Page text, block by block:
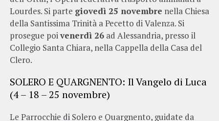
Lourdes. Si parte giovedì 25 novembre nella Chiesa
della Santissima Trinità a Pecetto di Valenza. Si
prosegue poivenerdì 26 ad Alessandria, presso il
Collegio Santa Chiara, nella Cappella della Casa del
Clero.
SOLERO E QUARGNENTO: Il Vangelo di Luca
(4 – 18 – 25 novembre)
Le Parrocchie di Solero e Quargnento, guidate da